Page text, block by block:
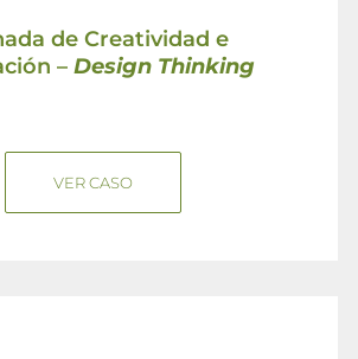
de Creatividad e
– Design Thinking
VER CASO